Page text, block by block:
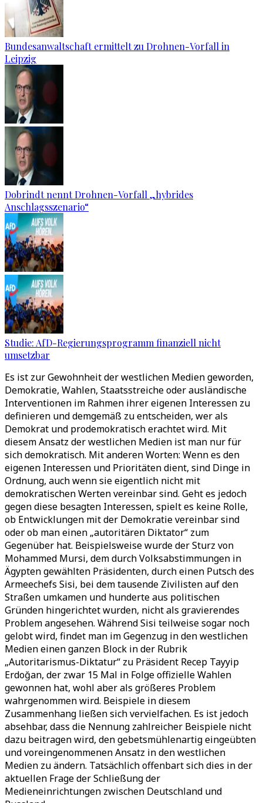
Bundesanwaltschaft ermittelt zu Drohnen-Vorfall in
Leipzig
Dobrindt nennt Drohnen-Vorfall „hybrides
Anschlagsszenario“
Studie: AfD-Regierungsprogramm finanziell nicht
umsetzbar
Es ist zur Gewohnheit der westlichen Medien geworden,
Demokratie, Wahlen, Staatsstreiche oder ausländische
Interventionen im Rahmen ihrer eigenen Interessen zu
definieren und demgemäß zu entscheiden, wer als
Demokrat und prodemokratisch erachtet wird. Mit
diesem Ansatz der westlichen Medien ist man nur für
sich demokratisch. Mit anderen Worten: Wenn es den
eigenen Interessen und Prioritäten dient, sind Dinge in
Ordnung, auch wenn sie eigentlich nicht mit
demokratischen Werten vereinbar sind. Geht es jedoch
gegen diese besagten Interessen, spielt es keine Rolle,
ob Entwicklungen mit der Demokratie vereinbar sind
oder ob man einen „autoritären Diktator“ zum
Gegenüber hat. Beispielsweise wurde der Sturz von
Mohammed Mursi, dem durch Volksabstimmungen in
Ägypten gewählten Präsidenten, durch einen Putsch des
Armeechefs Sisi, bei dem tausende Zivilisten auf den
Straßen umkamen und hunderte aus politischen
Gründen hingerichtet wurden, nicht als gravierendes
Problem angesehen. Während Sisi teilweise sogar noch
gelobt wird, findet man im Gegenzug in den westlichen
Medien einen ganzen Block in der Rubrik
„Autoritarismus-Diktatur“ zu Präsident Recep Tayyip
Erdoğan, der zwar 15 Mal in Folge offizielle Wahlen
gewonnen hat, wohl aber als größeres Problem
wahrgenommen wird. Beispiele in diesem
Zusammenhang ließen sich vervielfachen. Es ist jedoch
absehbar, dass die Nennung zahlreicher Beispiele nicht
dazu beitragen wird, den gebetsmühlenartig eingeübten
und voreingenommenen Ansatz in den westlichen
Medien zu ändern. Tatsächlich offenbart sich dies in der
aktuellen Frage der Schließung der
Medieneinrichtungen zwischen Deutschland und